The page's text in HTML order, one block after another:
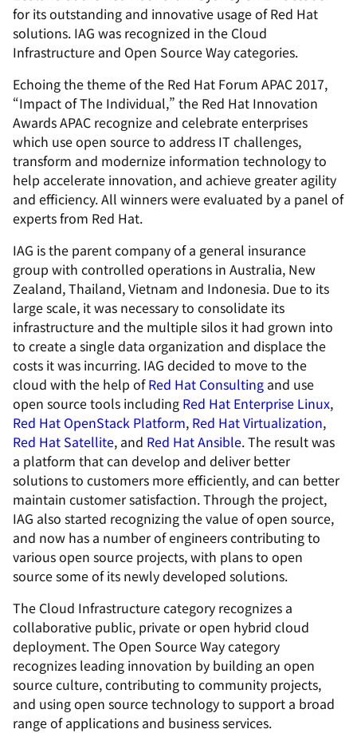
for its outstanding and innovative usage of Red Hat
solutions. IAG was recognized in the Cloud
Infrastructure and Open Source Way categories.
Echoing the theme of the Red Hat Forum APAC 2017,
“Impact of The Individual,” the Red Hat Innovation
Awards APAC recognize and celebrate enterprises
which use open source to address IT challenges,
transform and modernize information technology to
help accelerate innovation, and achieve greater agility
and efficiency. All winners were evaluated by a panel of
experts from Red Hat.
IAG is the parent company of a general insurance
group with controlled operations in Australia, New
Zealand, Thailand, Vietnam and Indonesia. Due to its
large scale, it was necessary to consolidate its
infrastructure and the multiple silos it had grown into
to create a single data organization and displace the
costs it was incurring. IAG decided to move to the
cloud with the help ofRed Hat Consulting and use
open source tools including Red Hat Enterprise Linux,
Red Hat OpenStack Platform, Red Hat Virtualization,
Red Hat Satellite, and Red Hat Ansible. The result was
a platform that can develop and deliver better
solutions to customers more efficiently, and can better
maintain customer satisfaction. Through the project,
IAG also started recognizing the value of open source,
and now has a number of engineers contributing to
various open source projects, with plans to open
source some of its newly developed solutions.
The Cloud Infrastructure category recognizes a
collaborative public, private or open hybrid cloud
deployment. The Open Source Way category
recognizes leading innovation by building an open
source culture, contributing to community projects,
and using open source technology to support a broad
range of applications and business services.